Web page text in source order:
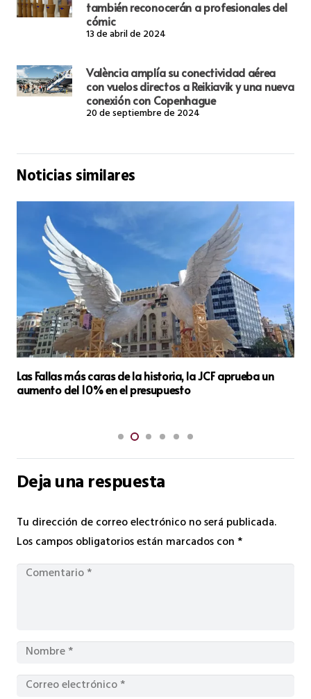
también reconocerán a profesionales del
cómic
13 de abril de 2024
València amplía su conectividad aérea
con vuelos directos a Reikiavik y una nueva
conexión con Copenhague
20 de septiembre de 2024
Noticias similares
València recibe la donación de ocho pinturas de Javier
Calvo valoradas en más de 40.000 euros
Deja una respuesta
Tu dirección de correo electrónico no será publicada.
Los campos obligatorios están marcados con*